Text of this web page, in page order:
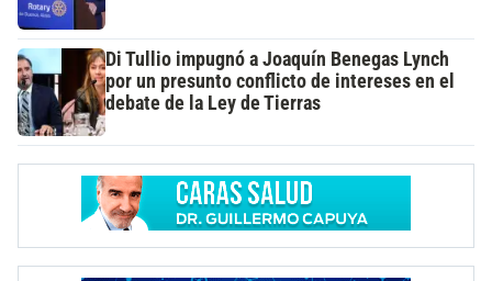
Di Tullio impugnó a Joaquín Benegas Lynch
por un presunto conflicto de intereses en el
debate de la Ley de Tierras